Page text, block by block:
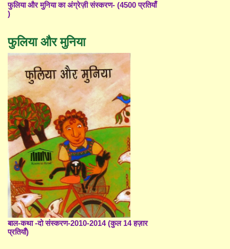
फुलिया और मुनिया का अंग्रेज़ी संस्करण- (4500 प्रतियाँ
)
फुलिया और मुनिया
बाल-कथा -दो संस्करण-2010-2014 (कुल 14 हज़ार
प्रतियाँ)